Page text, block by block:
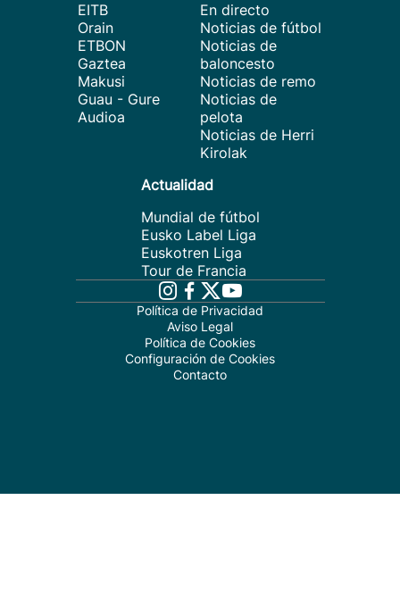
EITB
Orain
ETBON
Gaztea
Makusi
Guau - Gure
Audioa
En directo
Noticias de fútbol
Noticias de
baloncesto
Noticias de remo
Noticias de
pelota
Noticias de Herri
Kirolak
Actualidad
Mundial de fútbol
Eusko Label Liga
Euskotren Liga
Tour de Francia
Política de Privacidad
Aviso Legal
Política de Cookies
Configuración de Cookies
Contacto